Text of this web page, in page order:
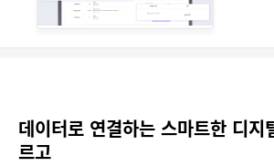
데이터로 연결하는 스마트한 디
르고